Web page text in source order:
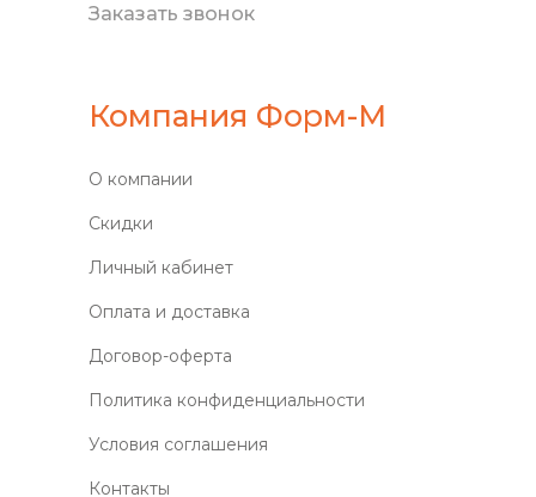
Заказать звонок
Компания Форм-М
О компании
Скидки
Личный кабинет
Оплата и доставка
Договор-оферта
Политика конфиденциальности
Условия соглашения
Контакты